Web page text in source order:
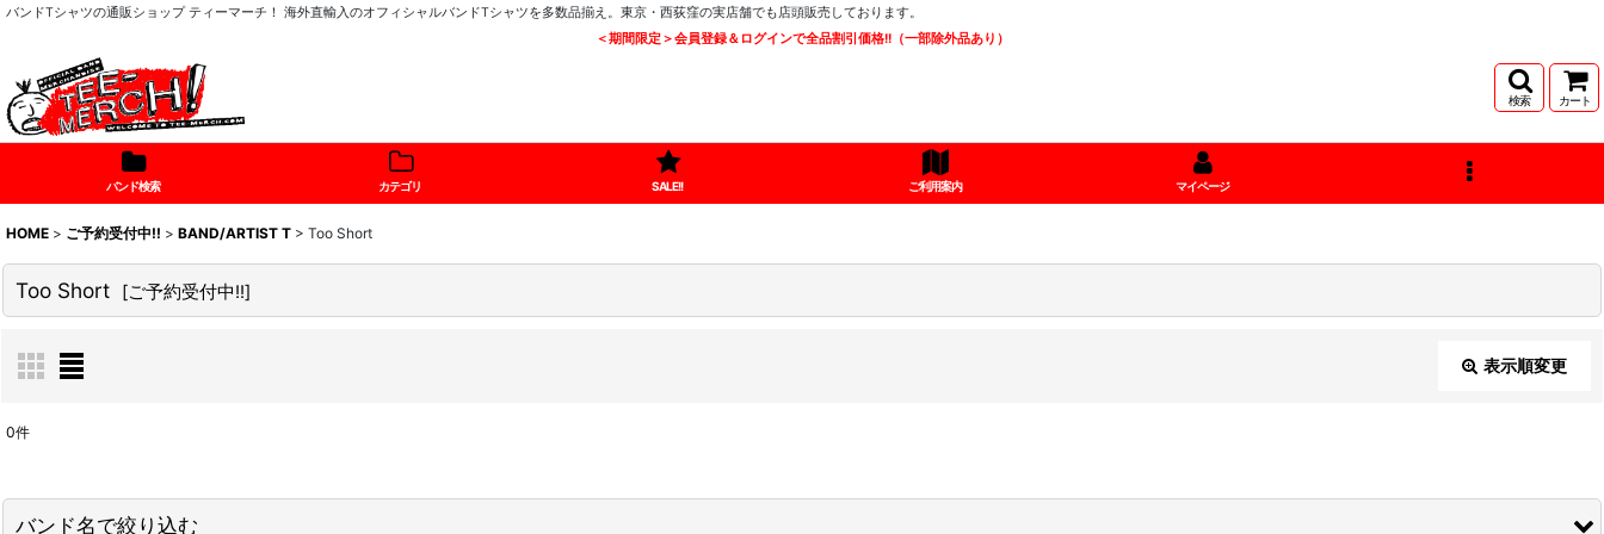
バンドTシャツの通販ショップ ティーマーチ！ 海外直輸入のオフィシャルバンドTシャツを多数品揃え。東京・西荻窪の実店舗でも店頭販売しております。
＜期間限定＞会員登録＆ログインで全品割引価格!!（一部除外品あり）
検索 カート
バンド検索 カテゴリ SALE!! ご利用案内 マイページ
HOME > ご予約受付中!! > BAND/ARTIST T > Too Short
Too Short [ご予約受付中!!]
表示順変更
在庫あり
0件
バンド名で絞り込む